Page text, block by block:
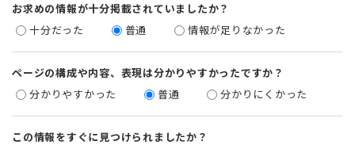
お求めの情報が十分掲載されていましたか？
十分だった
普通 情報が足りなかった
ページの構成や内容、表現は分かりやすかったですか？
分かりやすかった
普通 分かりにくかった
この情報をすぐに見つけられましたか？